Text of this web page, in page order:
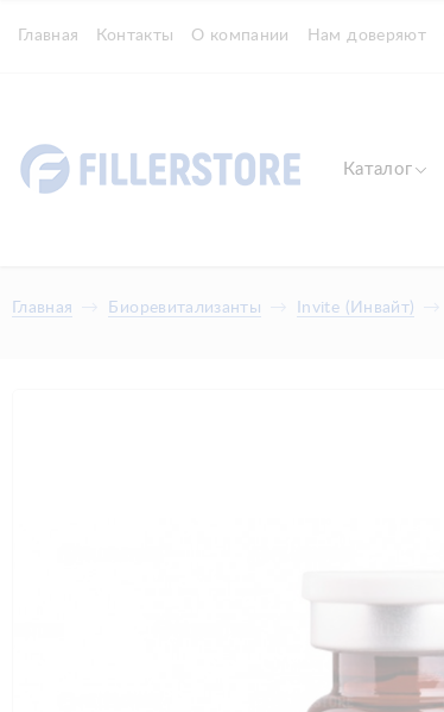
Главная Контакты О компании Нам доверяют
Каталог
Главная Биоревитализанты Invite (Инвайт)